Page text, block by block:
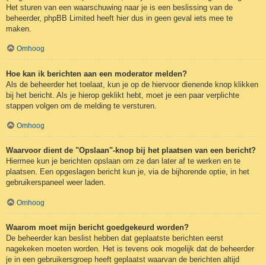
Het sturen van een waarschuwing naar je is een beslissing van de
beheerder, phpBB Limited heeft hier dus in geen geval iets mee te
maken.
Omhoog
Hoe kan ik berichten aan een moderator melden?
Als de beheerder het toelaat, kun je op de hiervoor dienende knop klikken
bij het bericht. Als je hierop geklikt hebt, moet je een paar verplichte
stappen volgen om de melding te versturen.
Omhoog
Waarvoor dient de "Opslaan"-knop bij het plaatsen van een bericht?
Hiermee kun je berichten opslaan om ze dan later af te werken en te
plaatsen. Een opgeslagen bericht kun je, via de bijhorende optie, in het
gebruikerspaneel weer laden.
Omhoog
Waarom moet mijn bericht goedgekeurd worden?
De beheerder kan beslist hebben dat geplaatste berichten eerst
nagekeken moeten worden. Het is tevens ook mogelijk dat de beheerder
je in een gebruikersgroep heeft geplaatst waarvan de berichten altijd